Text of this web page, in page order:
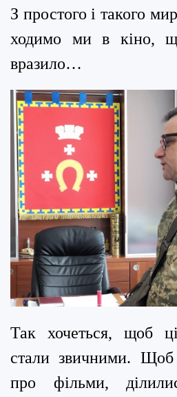
З простого і такого
ходимо ми в кіно,
вразило…
Так хочеться, щоб
стали звичними. Щоб
про фільми,